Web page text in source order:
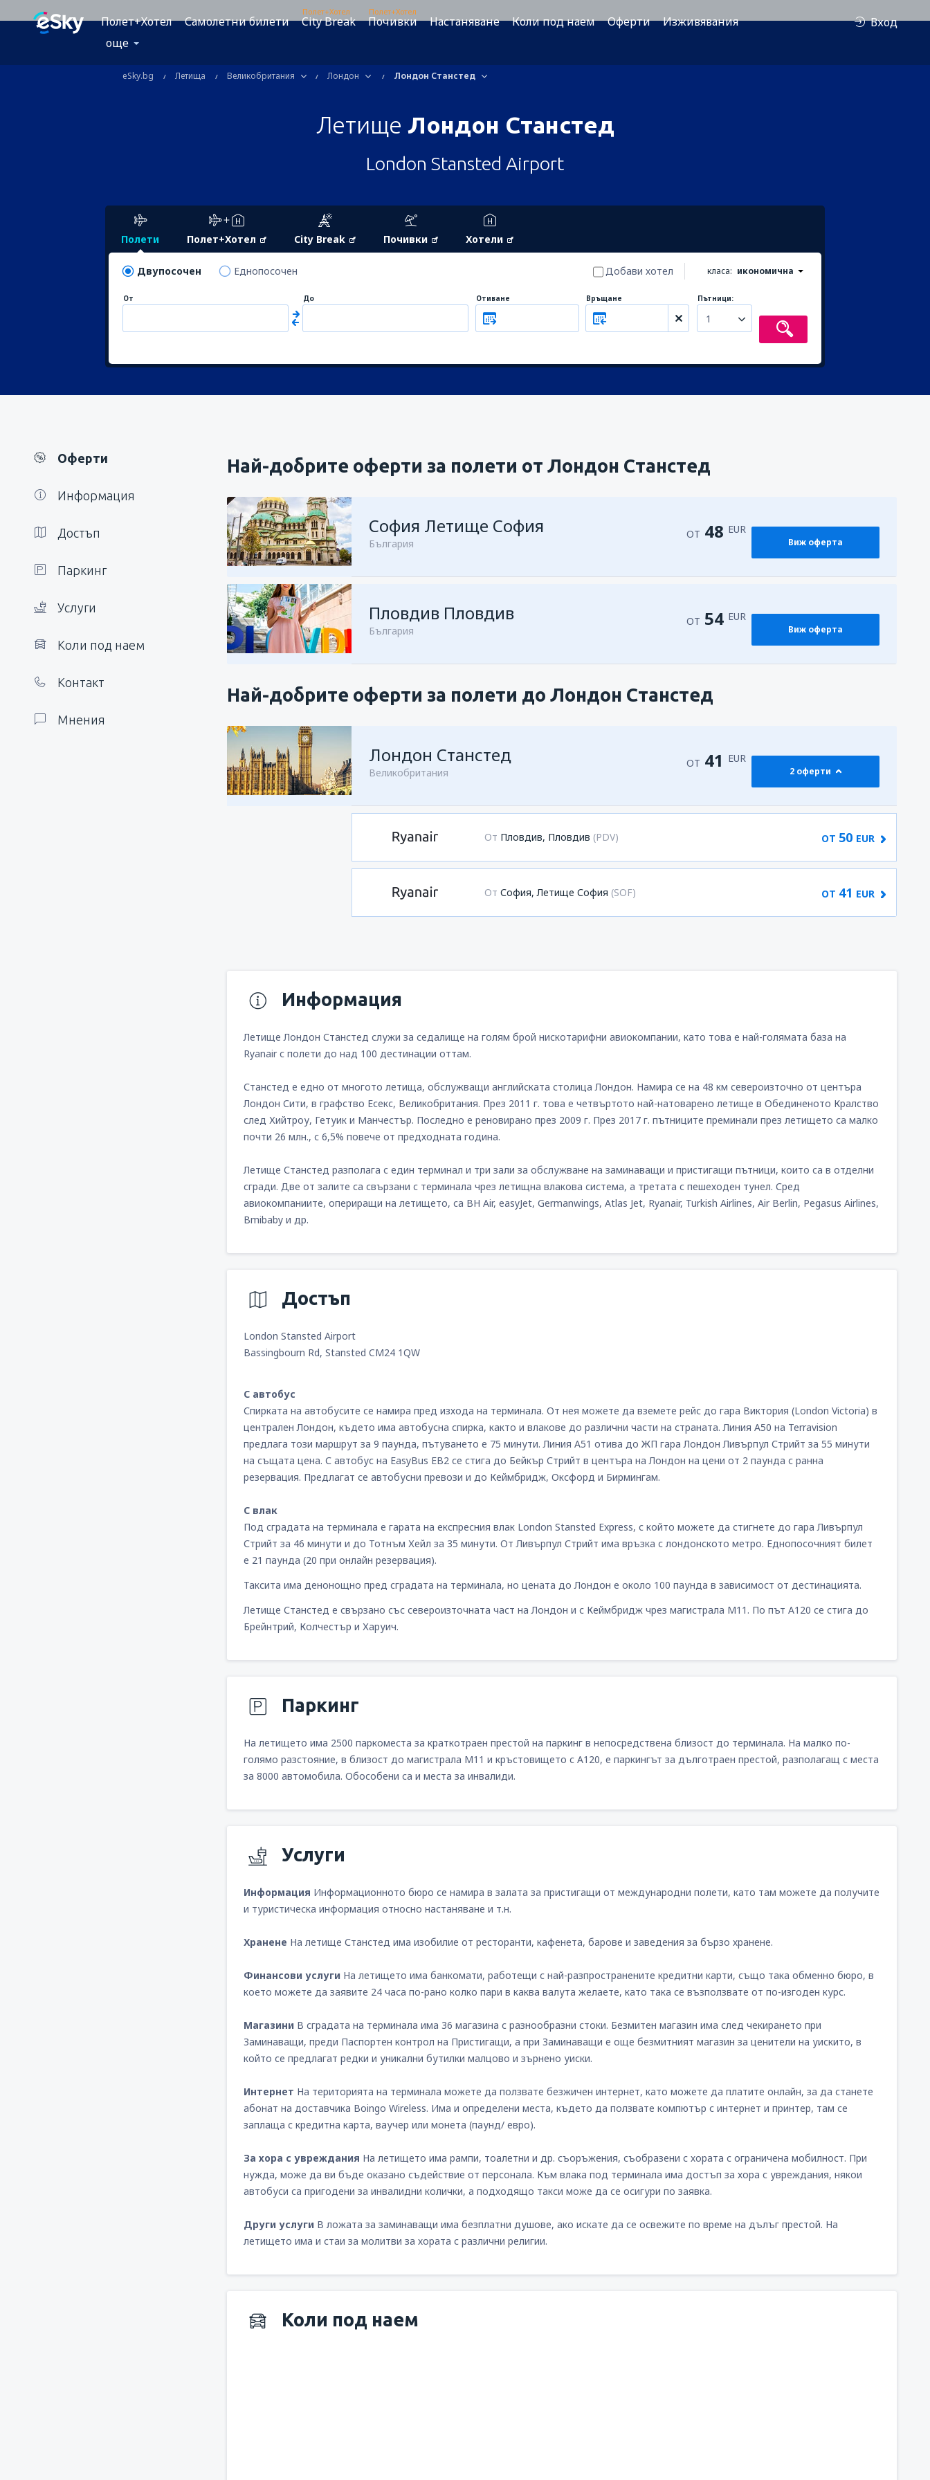
Полет+Хотел Самолетни билети
Полет+Хотел
City Break
Полет+Хотел
Почивки Настаняване Коли под наем Оферти
Изживявания
още
Вход
eSky.bg Летища Великобритания Лондон Лондон Станстед
Летище Лондон Станстед
London Stansted Airport
Полети Полет+Хотел City Break Почивки Хотели
Двупосочен Еднопосочен класа: икономична
Добави хотел
От До Отиване Връщане Пътници:
1
Оферти
Информация
Достъп
Паркинг
Услуги
Коли под наем
Контакт
Мнения
Най-добрите оферти за полети от Лондон Станстед
София Летище София
България
ОТ 48 EUR
Виж оферта
Пловдив Пловдив
България
ОТ 54 EUR
Виж оферта
Най-добрите оферти за полети до Лондон Станстед
Лондон Станстед
Великобритания
ОТ 41 EUR
2 оферти
От Пловдив, Пловдив (PDV) ОТ 50 EUR
ОтСофия, Летище София (SOF) ОТ 41 EUR
Информация
Летище Лондон Станстед служи за седалище на голям брой нискотарифни авиокомпании, като това е най-голямата база на
Ryanair с полети до над 100 дестинации оттам.
Станстед е едно от многото летища, обслужващи английската столица Лондон. Намира се на 48 км североизточно от центъра
Лондон Сити, в графство Есекс, Великобритания. През 2011 г. това е четвъртото най-натоварено летище в Обединеното Кралство
след Хийтроу, Гетуик и Манчестър. Последно е реновирано през 2009 г. През 2017 г. пътниците преминали през летището са малко
почти 26 млн., с 6,5% повече от предходната година.
Летище Станстед разполага с един терминал и три зали за обслужване на заминаващи и пристигащи пътници, които са в отделни
сгради. Две от залите са свързани с терминала чрез летищна влакова система, а третата с пешеходен тунел. Сред
авиокомпаниите, опериращи на летището, са BH Air, easyJet, Germanwings, Atlas Jet, Ryanair, Turkish Airlines, Air Berlin, Pegasus Airlines,
Bmibaby и др.
Достъп
London Stansted Airport
Bassingbourn Rd, Stansted CM24 1QW
С автобус
Спирката на автобусите се намира пред изхода на терминала. От нея можете да вземете рейс до гара Виктория (London Victoria) в
централен Лондон, където има автобусна спирка, както и влакове до различни части на страната. Линия А50 на Terravision
предлага този маршрут за 9 паунда, пътуването е 75 минути. Линия А51 отива до ЖП гара Лондон Ливърпул Стрийт за 55 минути
на същата цена. С автобус на EasyBus EB2 се стига до Бейкър Стрийт в центъра на Лондон на цени от 2 паунда с ранна
резервация. Предлагат се автобусни превози и до Кеймбридж, Оксфорд и Бирмингам.
С влак
Под сградата на терминала е гарата на експресния влак London Stansted Express, с който можете да стигнете до гара Ливърпул
Стрийт за 46 минути и до Тотнъм Хейл за 35 минути. От Ливърпул Стрийт има връзка с лондонското метро. Еднопосочният билет
е 21 паунда (20 при онлайн резервация).
Таксита има денонощно пред сградата на терминала, но цената до Лондон е около 100 паунда в зависимост от дестинацията.
Летище Станстед е свързано със североизточната част на Лондон и с Кеймбридж чрез магистрала М11. По път А120 се стига до
Брейнтрий, Колчестър и Харуич.
Паркинг
На летището има 2500 паркоместа за краткотраен престой на паркинг в непосредствена близост до терминала. На малко по-
голямо разстояние, в близост до магистрала М11 и кръстовището с А120, е паркингът за дълготраен престой, разполагащ с места
за 8000 автомобила. Обособени са и места за инвалиди.
Услуги
Информация Информационното бюро се намира в залата за пристигащи от международни полети, като там можете да получите
и туристическа информация относно настаняване и т.н.
Хранене На летище Станстед има изобилие от ресторанти, кафенета, барове и заведения за бързо хранене.
Финансови услуги На летището има банкомати, работещи с най-разпространените кредитни карти, също така обменно бюро, в
което можете да заявите 24 часа по-рано колко пари в каква валута желаете, като така се възползвате от по-изгоден курс.
Магазини В сградата на терминала има 36 магазина с разнообразни стоки. Безмитен магазин има след чекирането при
Заминаващи, преди Паспортен контрол на Пристигащи, а при Заминаващи е още безмитният магазин за ценители на уискито, в
който се предлагат редки и уникални бутилки малцово и зърнено уиски.
Интернет На територията на терминала можете да ползвате безжичен интернет, като можете да платите онлайн, за да станете
абонат на доставчика Boingo Wireless. Има и определени места, където да ползвате компютър с интернет и принтер, там се
заплаща с кредитна карта, ваучер или монета (паунд/ евро).
За хора с увреждания На летището има рампи, тоалетни и др. съоръжения, съобразени с хората с ограничена мобилност. При
нужда, може да ви бъде оказано съдействие от персонала. Към влака под терминала има достъп за хора с увреждания, някои
автобуси са пригодени за инвалидни колички, а подходящо такси може да се осигури по заявка.
Други услуги В ложата за заминаващи има безплатни душове, ако искате да се освежите по време на дълъг престой. На
летището има и стаи за молитви за хората с различни религии.
Коли под наем